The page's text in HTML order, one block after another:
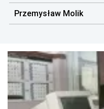
Przemysław Molik